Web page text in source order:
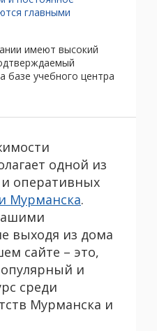
главными
имеют высокий
базе учебного центра
одной из
оперативных
Мурманска.
выходя из дома
сайте – это,
и
среди
Мурманска и